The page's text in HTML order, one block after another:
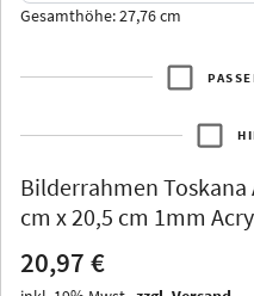
Thurgau
Gesamthöhe: 27,76 cm
Bilderrahmen Toskana
cm x 20,5 cm 1mm
20,97 €